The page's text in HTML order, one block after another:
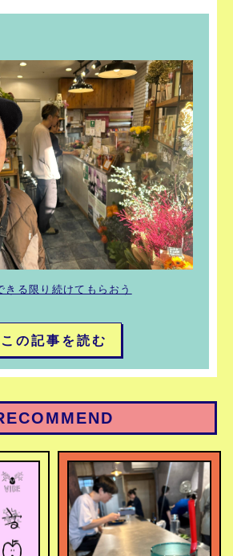
きる限り続けてもらおう
この記事を読む